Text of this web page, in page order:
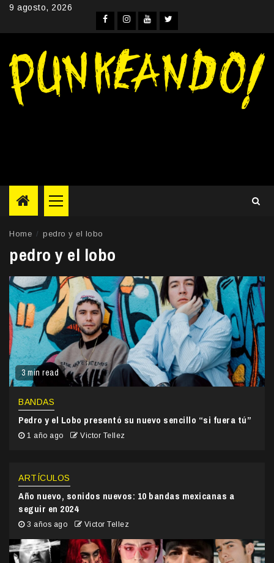
Skip9 agosto, 2026
Facebook
Instagram
YouTube
Twitter
Primary
Menu
Home pedro y el lobo
pedro y el lobo
3 min read
BANDAS
Pedro y el Lobo presentó su nuevo sencillo “si fuera tú”
1 año ago Victor Tellez
ARTÍCULOS
Año nuevo, sonidos nuevos: 10 bandas mexicanas a
seguir en 2024
3 años ago Victor Tellez